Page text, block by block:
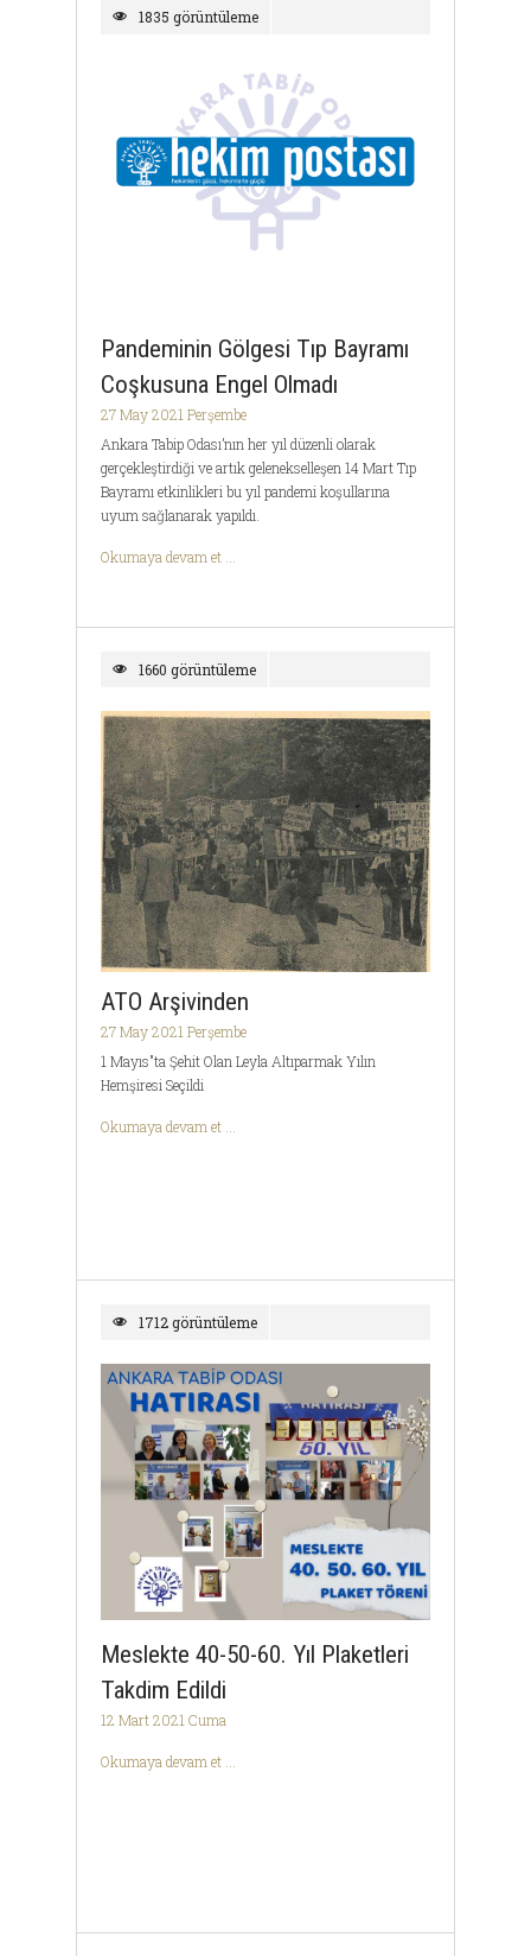
1835 görüntüleme
Pandeminin Gölgesi Tıp Bayramı
Coşkusuna Engel Olmadı
27 May 2021 Perşembe
Ankara Tabip Odası’nın her yıl düzenli olarak
gerçekleştirdiği ve artık gelenekselleşen 14 Mart Tıp
Bayramı etkinlikleri bu yıl pandemi koşullarına
uyum sağlanarak yapıldı.
Okumaya devam et ...
1660 görüntüleme
ATO Arşivinden
27 May 2021 Perşembe
1 Mayıs"ta Şehit Olan Leyla Altıparmak Yılın
Hemşiresi Seçildi
Okumaya devam et ...
1712 görüntüleme
Meslekte 40-50-60. Yıl Plaketleri
Takdim Edildi
12 Mart 2021 Cuma
Okumaya devam et ...